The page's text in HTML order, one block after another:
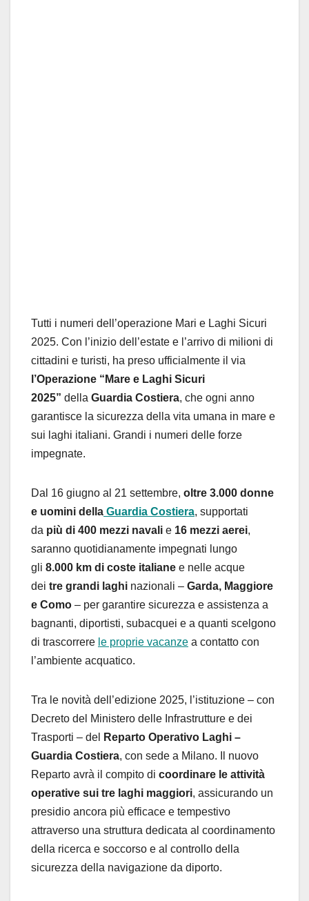
Tutti i numeri dell’operazione Mari e Laghi Sicuri
2025. Con l’inizio dell’estate e l’arrivo di milioni di
cittadini e turisti, ha preso ufficialmente il via
l’Operazione “Mare e Laghi Sicuri
2025” della Guardia Costiera, che ogni anno
garantisce la sicurezza della vita umana in mare e
sui laghi italiani. Grandi i numeri delle forze
impegnate.
Dal 16 giugno al 21 settembre, oltre 3.000 donne
e uomini della Guardia Costiera, supportati
da più di 400 mezzi navali e 16 mezzi aerei,
saranno quotidianamente impegnati lungo
gli 8.000 km di coste italiane e nelle acque
dei tre grandi laghi nazionali – Garda, Maggiore
e Como – per garantire sicurezza e assistenza a
bagnanti, diportisti, subacquei e a quanti scelgono
di trascorrere le proprie vacanze a contatto con
l’ambiente acquatico.
Tra le novità dell’edizione 2025, l’istituzione – con
Decreto del Ministero delle Infrastrutture e dei
Trasporti – del
Reparto Operativo Laghi –
Guardia Costiera, con sede a Milano. Il nuovo
Reparto avrà il compito di coordinare le attività
operative sui tre laghi maggiori, assicurando un
presidio ancora più efficace e tempestivo
attraverso una struttura dedicata al coordinamento
della ricerca e soccorso e al controllo della
sicurezza della navigazione da diporto.